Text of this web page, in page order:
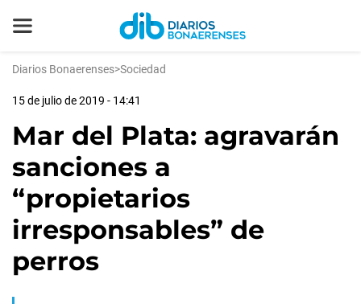
Diarios Bonaerenses>Sociedad
15 de julio de 2019 - 14:41
Mar del Plata: agravarán
sanciones a
“propietarios
irresponsables” de
perros